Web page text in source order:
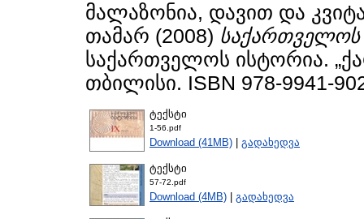
მალაზონია, დავით და
თამარ (2008)
საქართველოს ისტორია.
თბილისი. ISBN 978-9941-
ტექსტი
1-56.pdf
Download (41MB) | გადახედვა
ტექსტი
57-72.pdf
Download (4MB) | გადახედვა